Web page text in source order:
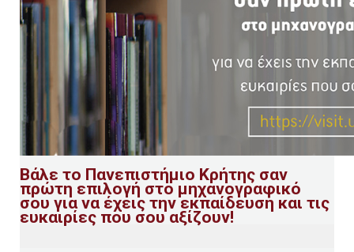
Βάλε το Πανεπιστήμιο Κρήτης σαν
πρώτη επιλογή στο μηχανογραφικό
σου για να έχεις την εκπαίδευση και τις
ευκαιρίες που σου αξίζουν!